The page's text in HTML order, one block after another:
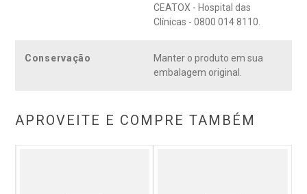
CEATOX - Hospital das
Clínicas - 0800 014 8110.
Conservação
Manter o produto em sua
embalagem original.
APROVEITE E COMPRE TAMBÉM